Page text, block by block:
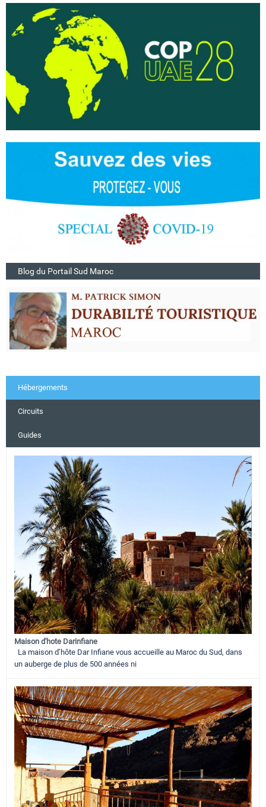
Blog du Portail Sud Maroc
Hébergements
Circuits
Guides
Maison d'hote Darinfiane
La maison d’hôte Dar Infiane vous accueille au Maroc du Sud, dans
un auberge de plus de 500 années ni